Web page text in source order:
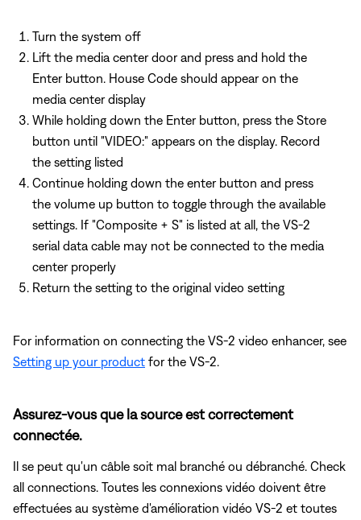
Turn the system off
Lift the media center door and press and hold the
Enter button. House Code should appear on the
media center display
While holding down the Enter button, press the Store
button until "VIDEO:" appears on the display. Record
the setting listed
Continue holding down the enter button and press
the volume up button to toggle through the available
settings. If "Composite + S" is listed at all, the VS-2
serial data cable may not be connected to the media
center properly
Return the setting to the original video setting
For information on connecting the VS-2 video enhancer, see
Setting up your product for the VS-2.
Assurez-vous que la source est correctement
connectée.
Il se peut qu'un câble soit mal branché ou débranché. Check
all connections. Toutes les connexions vidéo doivent être
effectuées au système d'amélioration vidéo VS-2 et toutes